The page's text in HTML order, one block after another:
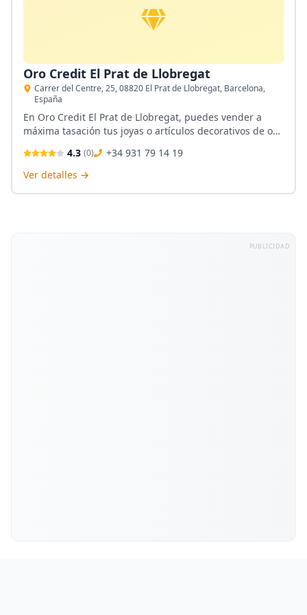
Oro Credit El Prat de Llobregat
Carrer del Centre, 25, 08820 El Prat de Llobregat, Barcelona,
España
En Oro Credit El Prat de Llobregat, puedes vender a
máxima tasación tus joyas o artículos decorativos de oro
Nueva y la oportunidad de reducir su valor hasta un
60% con un intercambio de joyas.
4.3 (0)
+34 931 79 14 19
Ver detalles →
PUBLICIDAD